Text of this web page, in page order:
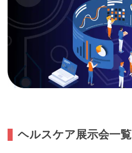
ヘルスケア展示会一覧